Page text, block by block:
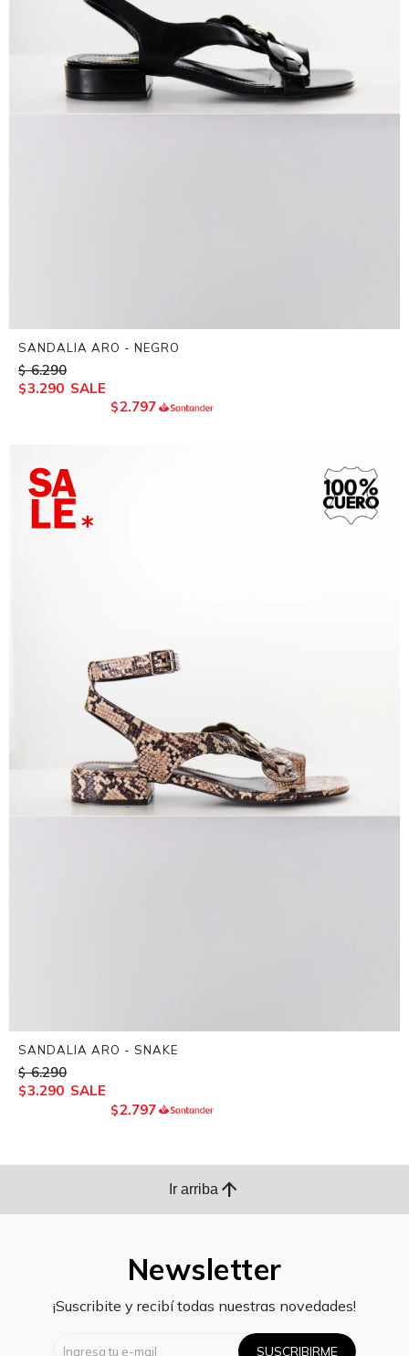
SANDALIA ARO - NEGRO
$ 6.290
$3.290
$2.797
SANDALIA ARO - SNAKE
$ 6.290
$3.290
$2.797
Ir arriba arrow_upward
Newsletter
¡Suscribite y recibí todas nuestras novedades!
SUSCRIBIRME